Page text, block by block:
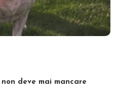
deve mai mancare